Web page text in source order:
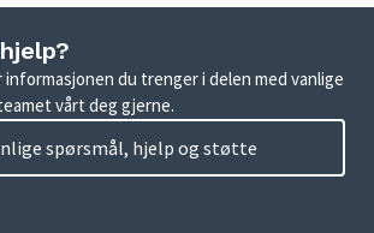
informasjonen du trenger i delen med vanlige
vårt deg gjerne.
spørsmål, hjelp og støtte